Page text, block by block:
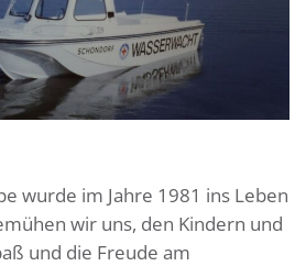
wurde im Jahre 1981 ins Leben
wir uns, den Kindern und
und die Freude am